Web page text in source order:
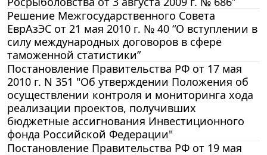
Решение Межгосударственного Совета
ЕврАзЭС от 21 мая 2010 г. № 40 “О вступлении в
силу международных договоров в сфере
таможенной статистики”
Постановление Правительства РФ от 17 мая
2010 г. N 351 "Об утверждении Положения об
осуществлении контроля и мониторинга хода
реализации проектов, получивших
бюджетные ассигнования Инвестиционного
фонда Российской Федерации"
Постановление Правительства РФ от 19 мая